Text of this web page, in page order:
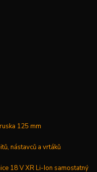
125 mm
nástavců a vrtáků
18 V XR Li-Ion samostatný